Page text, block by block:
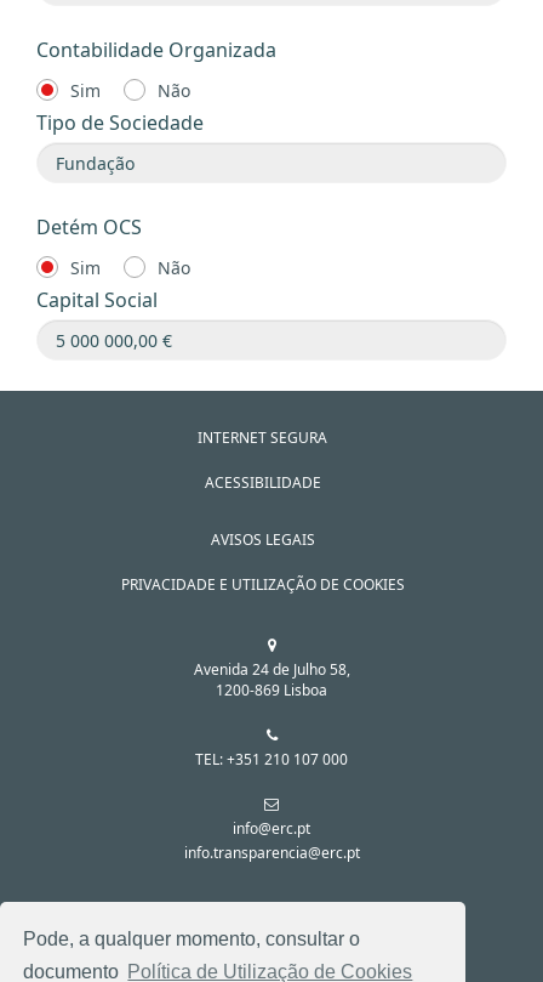
Pode, a qualquer momento, consultar o
documento Política de Utilização de Cookies
Contabilidade Organizada
Sim Não
Tipo de Sociedade
Detém OCS
Sim Não
Capital Social
INTERNET SEGURA
ACESSIBILIDADE
AVISOS LEGAIS
PRIVACIDADE E UTILIZAÇÃO DE COOKIES
Avenida 24 de Julho 58,
1200-869 Lisboa
TEL: +351 210 107 000
info@erc.pt
info.transparencia@erc.pt